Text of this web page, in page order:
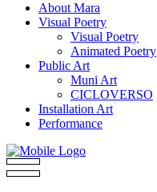
About Mara
Visual Poetry
Visual Poetry
Animated Poetry
Public Art
Muni Art
CICLOVERSO
Installation Art
Performance